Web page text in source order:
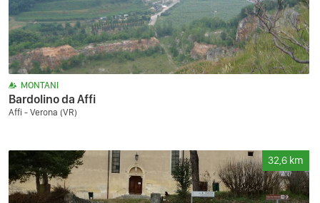
MONTANI
Bardolino da Affi
Affi - Verona (VR)
32,6 km